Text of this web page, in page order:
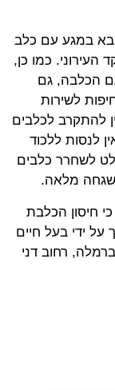
בא במגע עם כלב
כמו כן,
הכלבה, גם
לשירות
להתקרב לכלבים
לנסות ללכוד
לשחרר כלבים
מלאה.
חיסון הכלבת
ידי בעל חיים
רחוב דני